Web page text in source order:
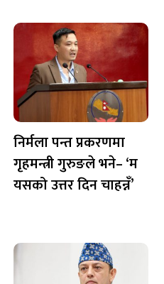
निर्मला पन्त प्रकरणमा
गृहमन्त्री गुरुङले भने– ‘म
यसको उत्तर दिन चाहन्नँ’